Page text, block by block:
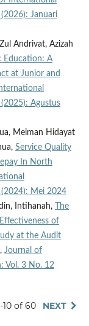
Januari
Andrivat, Azizah
Education: A
at Junior and
Agustus
Meiman Hidayat
Service Quality
In North
(2024): Mei 2024
Intihanah,
The
of
at the Audit
, Journal of
Vol. 3 No. 12
10 of 60 NEXT